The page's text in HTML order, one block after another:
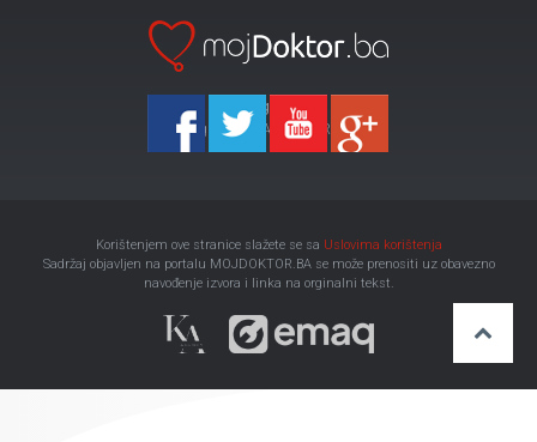
Ka-Agencija
Copyright 2026 All Right Reserved
Korištenjem ove stranice slažete se sa Uslovima korištenja
Sadržaj objavljen na portalu MOJDOKTOR.BA se može prenositi uz obavezno
navođenje izvora i linka na orginalni tekst.